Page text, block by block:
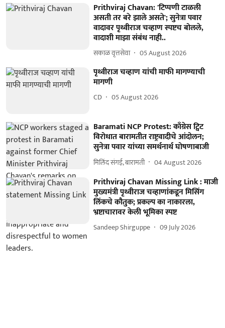
Prithviraj Chavan: 'टिप्पणी टाळली
असती तर बरे झाले असते'; सुनेत्रा पवार
वादावर पृथ्वीराज चव्हाण स्पष्टच बोलले,
वादाशी माझा संबंध नाही..
सकाळ वृत्तसेवा 05 August 2026
पृथ्वीराज चव्हाण यांची माफी मागण्याची
मागणी
CD 05 August 2026
Baramati NCP Protest: काँग्रेस ट्विट
विरोधात बारामतीत राष्ट्रवादीचे आंदोलन;
सुनेत्रा पवार यांच्या समर्थनार्थ घोषणाबाजी
मिलिंद संगई, बारामती 04 August 2026
Prithviraj Chavan Missing Link : माजी
मुख्यमंत्री पृथ्वीराज चव्हाणांकडून मिसिंग
लिंकचे कौतुक; प्रकल्प का नाकारला,
भ्रष्टाचारावर केली भूमिका स्पष्ट
Sandeep Shirguppe 09 July 2026